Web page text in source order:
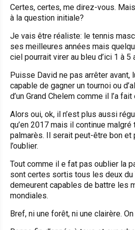
Certes, certes, me direz-vous.
à la question initiale?
Je vais être réaliste: le tennis
ses meilleures années mais
ciel pourrait virer au bleu d’ici 1 à 5
Puisse David ne pas arrêter avant,
capable de gagner un tournoi ou
d’un Grand Chelem comme il l’a
Alors oui, ok, il n’est plus aussi
qu’en 2017 mais il continue
palmarès. Il serait peut-être bon
l’oublier.
Tout comme il e fat pas oublier la
sont certes sortis tous les deux du
demeurent capables de battre les
mondiales.
Bref, ni une forêt, ni une clairère.